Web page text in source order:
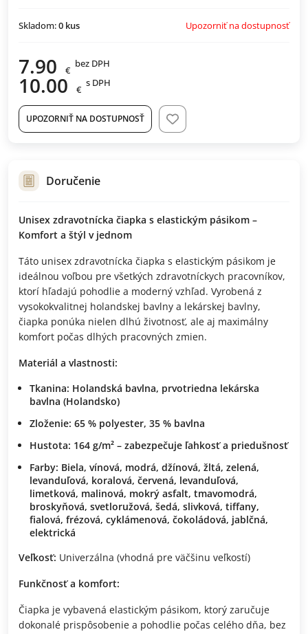
Skladom:0 kus Upozorniť na dostupnosť
7.90 €
bez DPH
10.00 €
s DPH
UPOZORNIŤ NA DOSTUPNOSŤ
Doručenie
Unisex zdravotnícka čiapka s elastickým pásikom –
Komfort a štýl v jednom
Táto unisex zdravotnícka čiapka s elastickým pásikom je
ideálnou voľbou pre všetkých zdravotníckych pracovníkov,
ktorí hľadajú pohodlie a moderný vzhľad. Vyrobená z
vysokokvalitnej holandskej bavlny a lekárskej bavlny,
čiapka ponúka nielen dlhú životnosť, ale aj maximálny
komfort počas dlhých pracovných zmien.
Materiál a vlastnosti:
Tkanina: Holandská bavlna, prvotriedna lekárska
bavlna (Holandsko)
Zloženie: 65 % polyester, 35 % bavlna
Hustota: 164 g/m² – zabezpečuje ľahkosť a priedušnosť
Farby: Biela, vínová, modrá, džínová, žltá, zelená,
levanduľová, koralová, červená, levanduľová,
limetková, malinová, mokrý asfalt, tmavomodrá,
broskyňová, svetloružová, šedá, slivková, tiffany,
fialová, frézová, cyklámenová, čokoládová, jablčná,
elektrická
Veľkosť: Univerzálna (vhodná pre väčšinu veľkostí)
Funkčnosť a komfort:
Čiapka je vybavená elastickým pásikom, ktorý zaručuje
dokonalé prispôsobenie a pohodlie počas celého dňa, bez